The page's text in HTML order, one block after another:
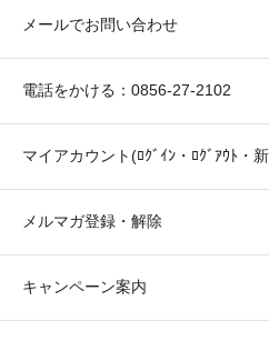
メールでお問い合わせ
電話をかける：0856-27-2102
マイアカウント(ﾛｸﾞｲﾝ・ﾛｸﾞｱｳﾄ・
メルマガ登録・解除
キャンペーン案内